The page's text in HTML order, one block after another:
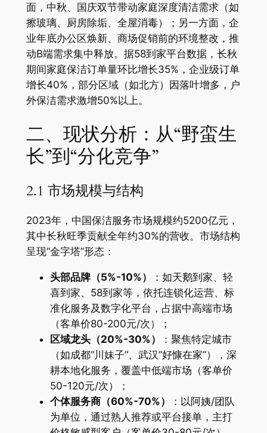
面，中秋、国庆双节带动家庭深度清洁需求（如
擦玻璃、厨房除垢、全屋消毒）；另一方面，企
业年底办公区焕新、商场促销前的环境整改，推
动B端需求集中释放。据58到家平台数据，长秋
期间家庭保洁订单量环比增长35%，企业级订单
增长40%，部分区域（如北方）因落叶增多，户
外保洁需求激增50%以上。
二、现状分析：从“野蛮生
长”到“分化竞争”
2.1 市场规模与结构
2023年，中国保洁服务市场规模约5200亿元，
其中长秋旺季贡献全年约30%的营收。市场结构
呈现“金字塔”形态：
​头部品牌（5%-10%）​
​：如天鹅到家、轻
喜到家、58到家等，依托连锁化运营、标
准化服务及数字化平台，占据中高端市场
（客单价80-200元/次）；
​区域龙头（20%-30%）​
​：聚焦特定城市
（如成都“川妹子”、武汉“好慷在家”），深
耕本地化服务，覆盖中低端市场（客单价
50-120元/次）；
​个体服务商（60%-70%）​
​：以阿姨/团队
为单位，通过熟人推荐或平台接单，主打